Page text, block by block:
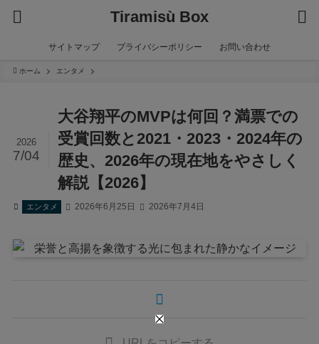
Tiramisù Box
サイトマップ プライバシーポリシー お問い合わせ
ホーム エンタメ
大谷翔平のMVPは何回？満票での
受賞回数と2021・2023・2024年の
歴史、2026年の現在地をやさしく
解説【2026】
2026
7/04
エンタメ 2026年6月25日 2026年7月4日